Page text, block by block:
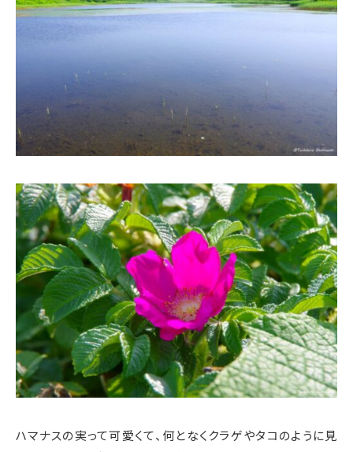
ハマナスの実って可愛くて、何となくクラゲやタコのように見